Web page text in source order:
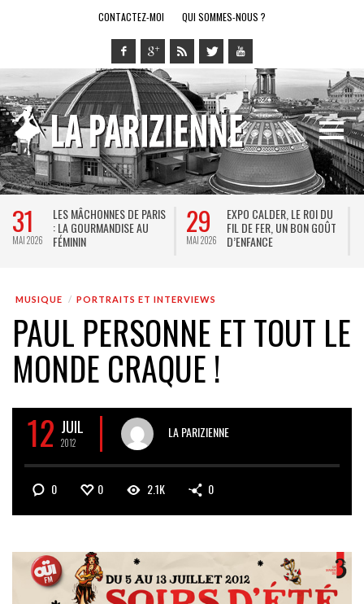
CONTACTEZ-MOI QUI SOMMES-NOUS ?
PARIS
AU
29
MAI 2026
EXPO CALDER, LE ROI DU
FIL DE FER, UN BON GOÛT
28
MAI 2026
LE RING DE
SPECTACLE EN
JEU VIDÉO !
MUSIQUE PORTRAITS ET INTERVIEWS
PAUL PERSONNE ET TOUT LE
MONDE CRAQUE !
12 JUIL
2012
LA PARIZIENNE
0 0 2.1K 0